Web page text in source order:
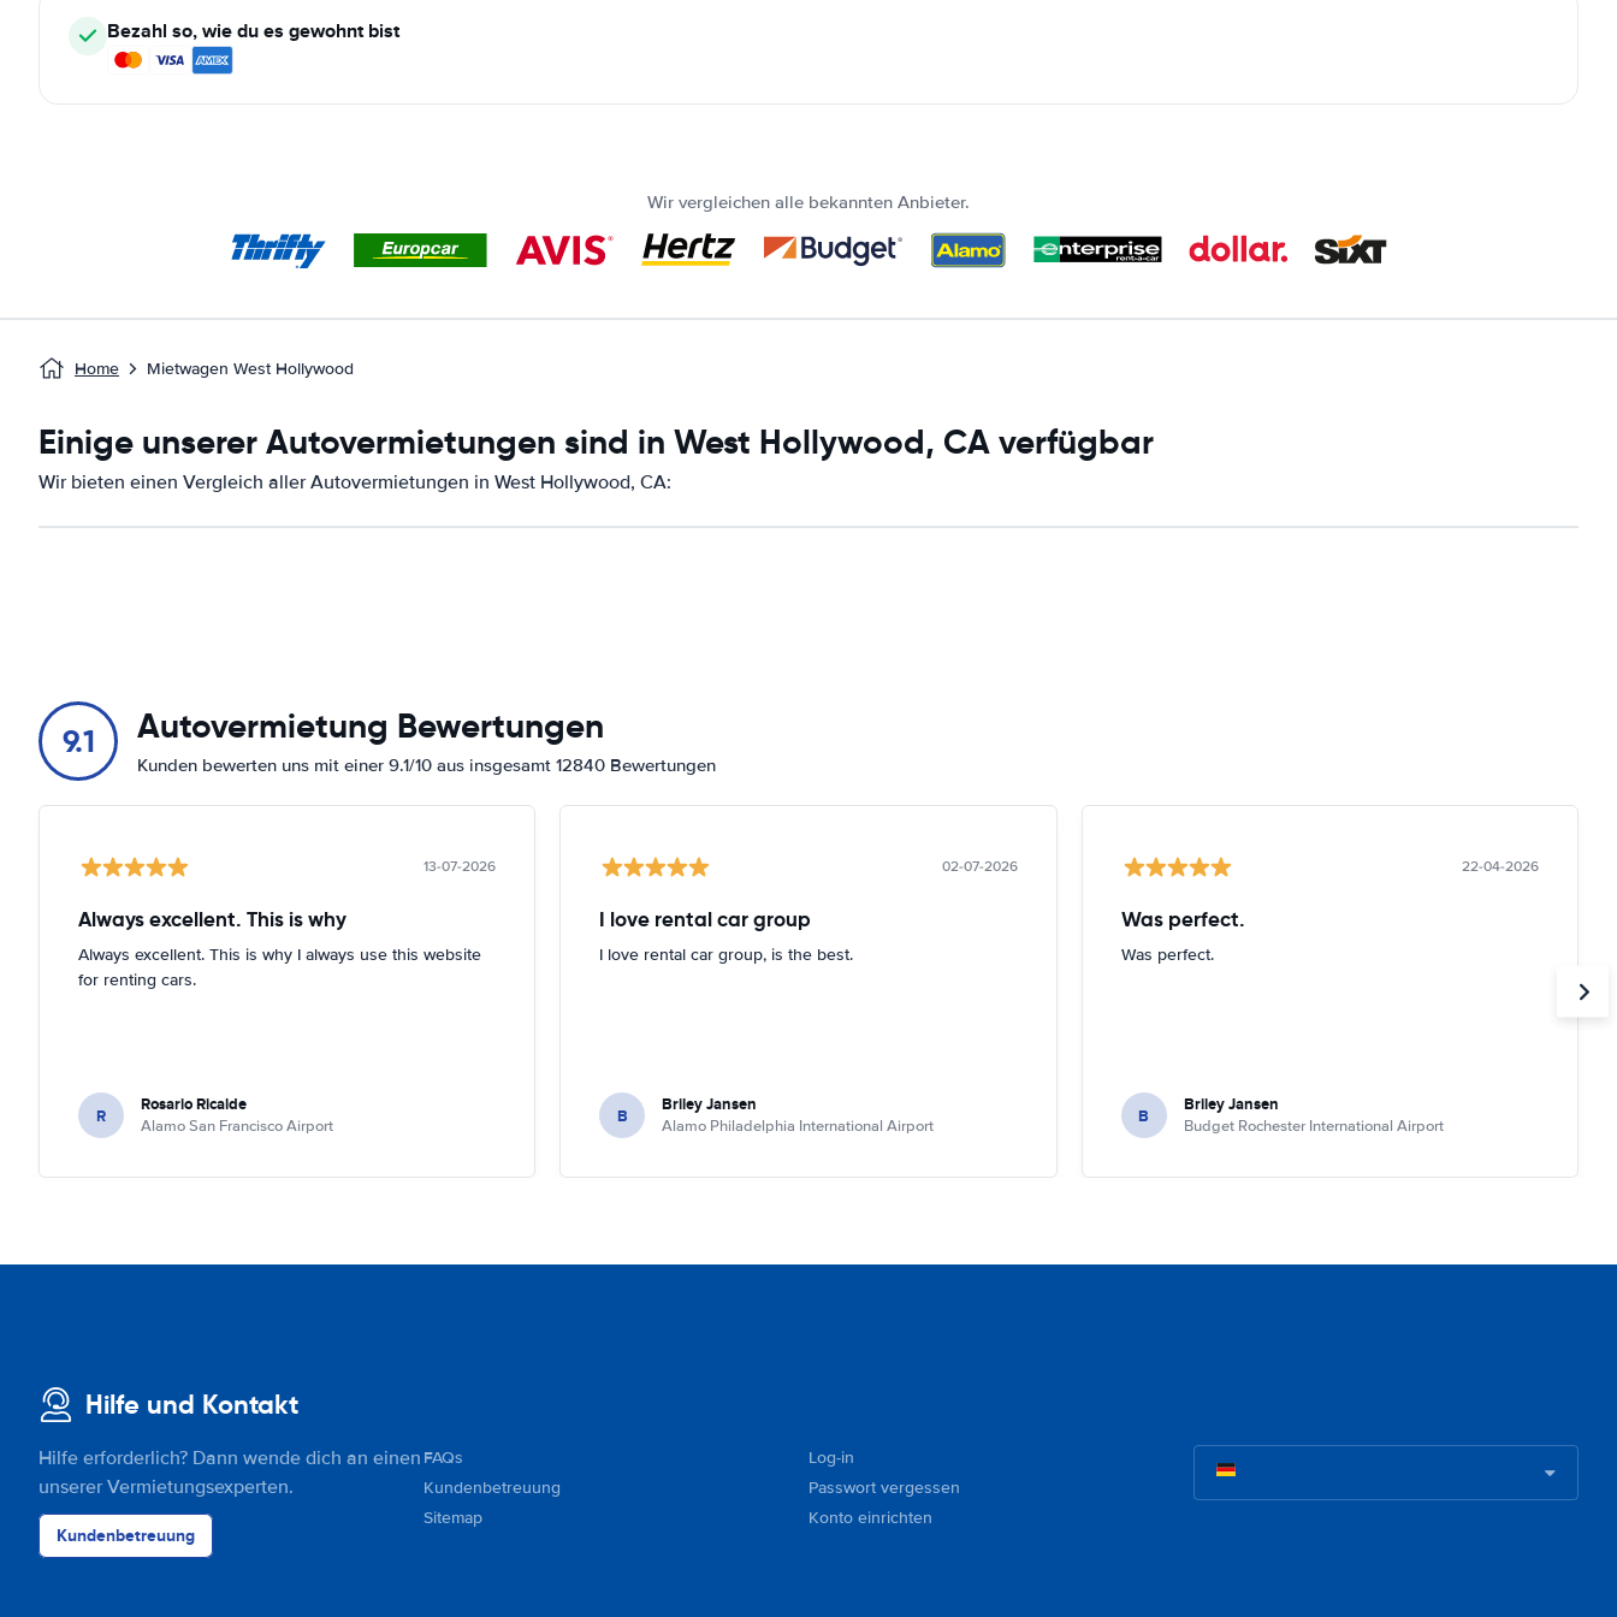
Bezahl so, wie du es gewohnt bist
Wir vergleichen alle bekannten Anbieter.
Home Mietwagen West Hollywood
Einige unserer Autovermietungen sind in West Hollywood, CA verfügbar
Wir bieten einen Vergleich aller Autovermietungen in West Hollywood, CA:
9.1 Autovermietung Bewertungen
Kunden bewerten uns mit einer 9.1/10 aus insgesamt 12840 Bewertungen
13-07-2026
Always excellent. This is why
Always excellent. This is why I always use this website
for renting cars.
R Rosario Ricalde
Alamo San Francisco Airport
02-07-2026
I love rental car group
I love rental car group, is the best.
B Briley Jansen
Alamo Philadelphia International Airport
22-04-2026
Was perfect.
Was perfect.
B Briley Jansen
Budget Rochester International Airport
Hilfe und Kontakt
Hilfe erforderlich? Dann wende dich an einen
unserer Vermietungsexperten.
Kundenbetreuung
FAQs
Kundenbetreuung
Sitemap
Log-in
Passwort vergessen
Konto einrichten